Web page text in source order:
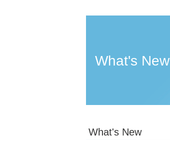
What's New
What's New